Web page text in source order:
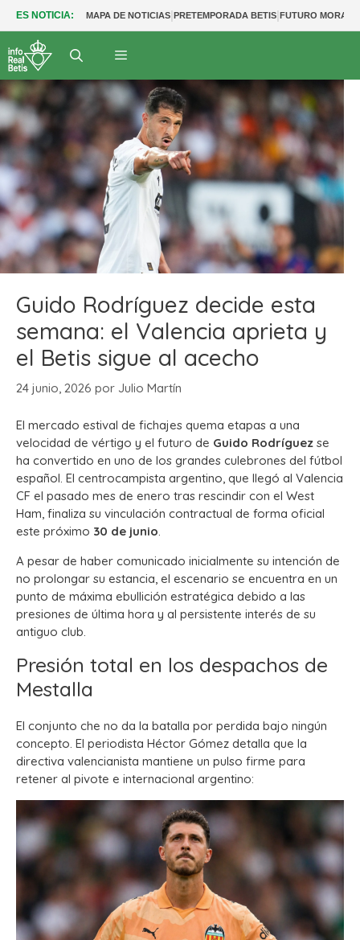
ES NOTICIA: MAPA DE NOTICIAS|PRETEMPORADA BETIS|FUTURO
Guido Rodríguez decide esta
semana: el Valencia aprieta y
el Betis sigue al acecho
24 junio, 2026 por Julio Martín
El mercado estival de fichajes quema etapas a una
velocidad de vértigo y el futuro de Guido Rodríguez se
ha convertido en uno de los grandes culebrones del fútbol
español. El centrocampista argentino, que llegó al Valencia
CF el pasado mes de enero tras rescindir con el West
Ham, finaliza su vinculación contractual de forma oficial
este próximo 30 de junio.
A pesar de haber comunicado inicialmente su intención de
no prolongar su estancia, el escenario se encuentra en un
punto de máxima ebullición estratégica debido a las
presiones de última hora y al persistente interés de su
antiguo club.
Presión total en los despachos de
Mestalla
El conjunto che no da la batalla por perdida bajo ningún
concepto. El periodista Héctor Gómez detalla que la
directiva valencianista mantiene un pulso firme para
retener al pivote e internacional argentino: